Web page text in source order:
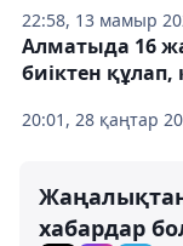
22:58, 13 мамыр
20:01, 28 қаңтар
Алматыда 16
биіктен құлап,
хабардар